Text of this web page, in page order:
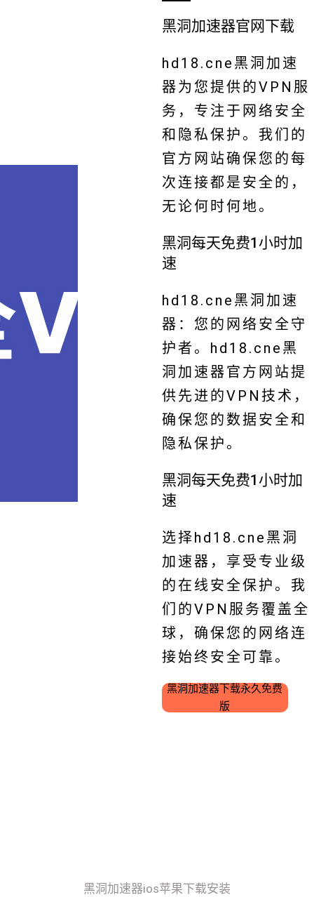
黑洞加速器官网下载
hd18.cne黑洞加速
器为您提供的VPN服
务，专注于网络安全
和隐私保护。我们的
官方网站确保您的每
次连接都是安全的，
无论何时何地。
黑洞每天免费1小时加
速
hd18.cne黑洞加速
器：您的网络安全守
护者。hd18.cne黑
洞加速器官方网站提
供先进的VPN技术，
确保您的数据安全和
隐私保护。
黑洞每天免费1小时加
速
选择hd18.cne黑洞
加速器，享受专业级
的在线安全保护。我
们的VPN服务覆盖全
球，确保您的网络连
接始终安全可靠。
黑洞加速器下载永久免费
版
黑洞加速器ios苹果下载安装